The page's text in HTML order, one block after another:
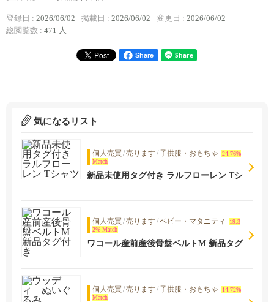
登録日 : 2026/06/02 掲載日 : 2026/06/02 変更日 : 2026/06/02
総閲覧数 : 471 人
Share
気になるリスト
個人売買 /売ります/子供服・おもちゃ
24.76%
Match
新品未使用タグ付き ラルフローレン Tシ
個人売買 /売ります/ベビー・マタニティ
19.3
2% Match
ワコール産前産後骨盤ベルトM 新品タグ
個人売買 /売ります/子供服・おもちゃ
14.72%
Match